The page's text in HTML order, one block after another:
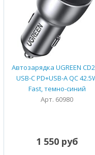
Автозарядка UGREEN
USB-C PD+USB-A QC
Fast, темно-синий
Арт. 60980
1 550 руб